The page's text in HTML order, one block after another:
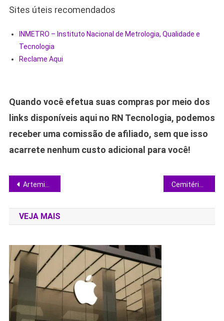
Sites úteis recomendados
INMETRO – Instituto Nacional de Metrologia, Qualidade e
Tecnologia
Reclame Aqui
Quando você efetua suas compras por meio dos
links disponíveis aqui no RN Tecnologia, podemos
receber uma comissão de afiliado, sem que isso
acarrete nenhum custo adicional para você!
Navegação
de
Post
Artemis II leva a primeira mulher rumo à Lua: panorama completo da missão
VEJA MAIS